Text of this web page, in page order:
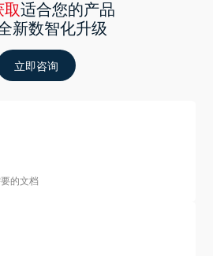
取适合您的产品
新数智化升级
立即咨询
的文档